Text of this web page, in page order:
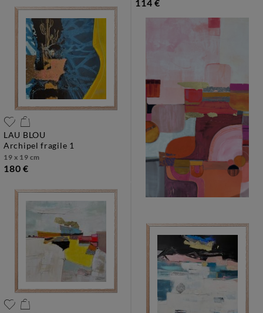
114 €
LAU BLOU
archipel fragile 1
19 x 19 cm
180 €